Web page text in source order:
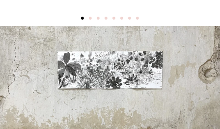
Sommerprogramm 2024
Austausch Berlin-Die 2024
Austausch Die-Berlin 2024
DIEresidenz EXTRA-Lecture-performance 2024
Austausch Berlin-Die 2023
Austausch Die-Berlin 2023
• • • • • • • •